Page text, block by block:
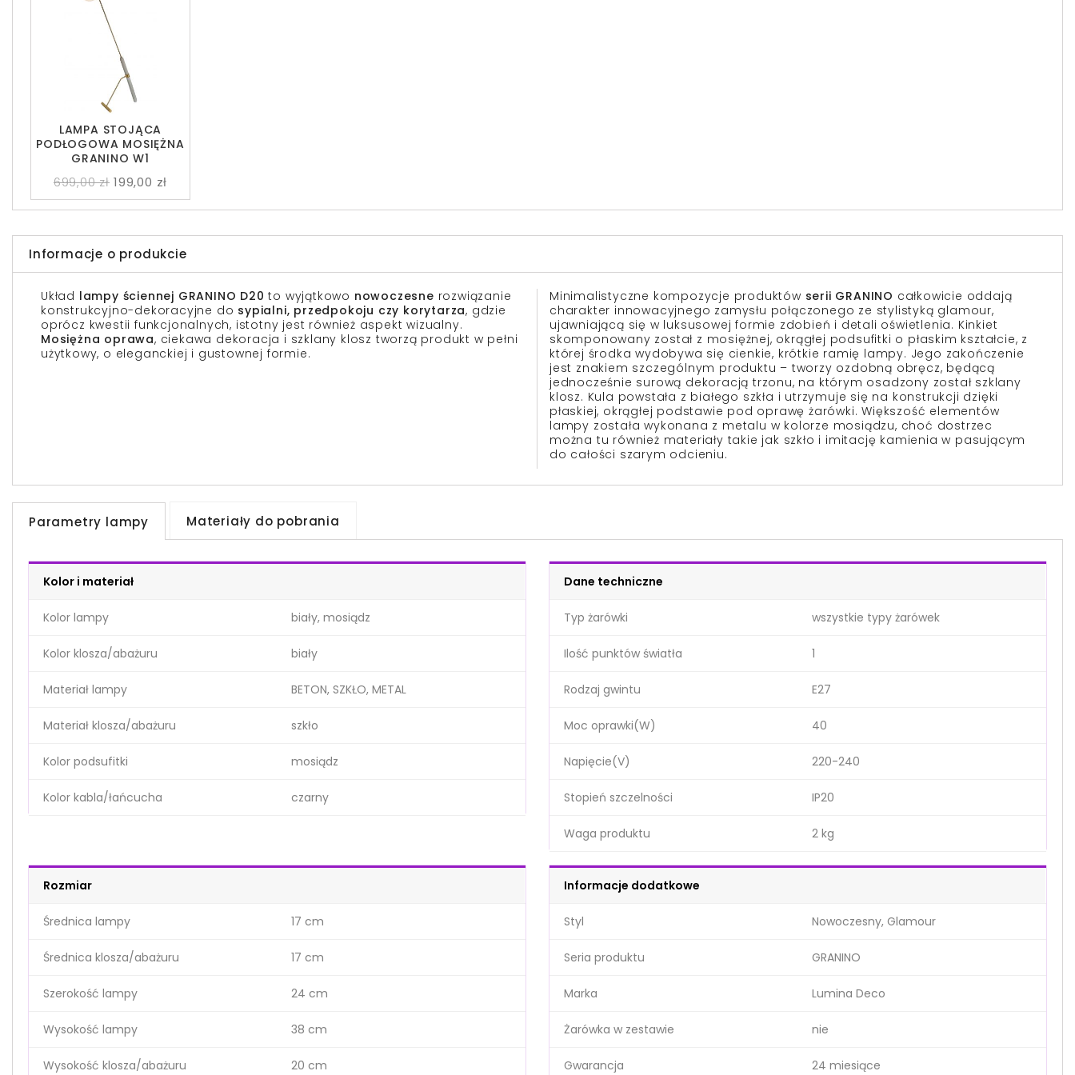
LAMPA STOJĄCA
PODŁOGOWA MOSIĘŻNA
GRANINO W1
699,00 zł 199,00 zł
Informacje o produkcie
Układ lampy ściennej GRANINO D20 to wyjątkowo nowoczesne rozwiązanie
konstrukcyjno-dekoracyjne do sypialni, przedpokoju czy korytarza, gdzie
oprócz kwestii funkcjonalnych, istotny jest również aspekt wizualny.
Mosiężna oprawa, ciekawa dekoracja i szklany klosz tworzą produkt w pełni
użytkowy, o eleganckiej i gustownej formie.
Minimalistyczne kompozycje produktów serii GRANINO całkowicie oddają
charakter innowacyjnego zamysłu połączonego ze stylistyką glamour,
ujawniającą się w luksusowej formie zdobień i detali oświetlenia. Kinkiet
skomponowany został z mosiężnej, okrągłej podsufitki o płaskim kształcie, z
której środka wydobywa się cienkie, krótkie ramię lampy. Jego zakończenie
jest znakiem szczególnym produktu – tworzy ozdobną obręcz, będącą
jednocześnie surową dekoracją trzonu, na którym osadzony został szklany
klosz. Kula powstała z białego szkła i utrzymuje się na konstrukcji dzięki
płaskiej, okrągłej podstawie pod oprawę żarówki. Większość elementów
lampy została wykonana z metalu w kolorze mosiądzu, choć dostrzec
można tu również materiały takie jak szkło i imitację kamienia w pasującym
do całości szarym odcieniu.
Parametry lampy Materiały do pobrania
Kolor i materiał
Kolor lampy biały, mosiądz
Kolor klosza/abażuru biały
Materiał lampy BETON, SZKŁO, METAL
Materiał klosza/abażuru szkło
Kolor podsufitki mosiądz
Kolor kabla/łańcucha czarny
Dane techniczne
Typ żarówki wszystkie typy żarówek
Ilość punktów światła 1
Rodzaj gwintu E27
Moc oprawki(W) 40
Napięcie(V) 220-240
Stopień szczelności IP20
Waga produktu 2 kg
Rozmiar
Średnica lampy 17 cm
Średnica klosza/abażuru 17 cm
Szerokość lampy 24 cm
Wysokość lampy 38 cm
Wysokość klosza/abażuru 20 cm
Informacje dodatkowe
Styl Nowoczesny, Glamour
Seria produktu GRANINO
Marka Lumina Deco
Żarówka w zestawie nie
Gwarancja 24 miesiące